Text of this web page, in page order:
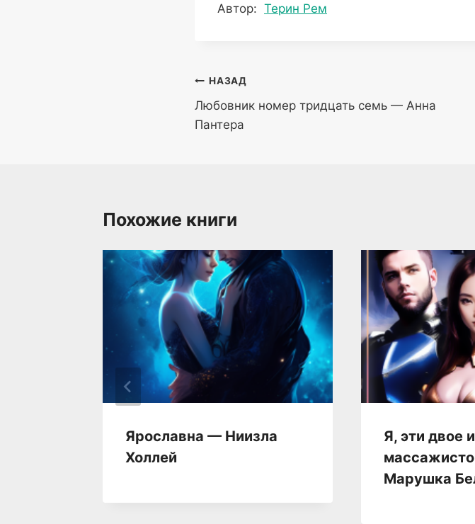
Метки
Автор: Терин Рем
Навигация
по
записям
НАЗАД
Любовник номер тридцать семь — Анна
Пантера
Похожие книги
Ярославна — Ниизла
Холлей
Я, эти двое
Марушка